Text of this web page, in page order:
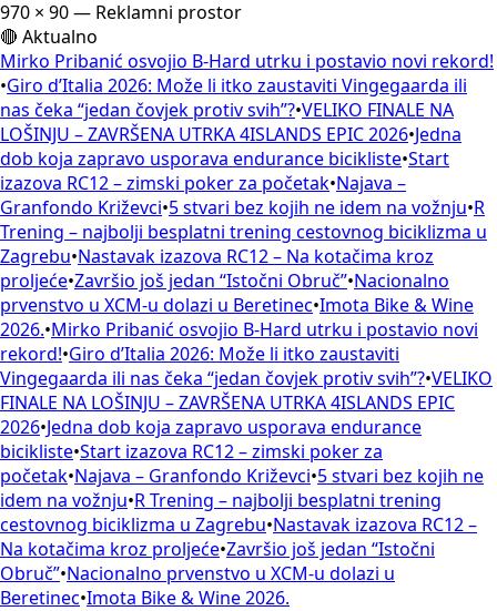
970 × 90 — Reklamni prostor
🔴 Aktualno
Mirko Pribanić osvojio B-Hard utrku i postavio novi rekord!
•Giro d’Italia 2026: Može li itko zaustaviti Vingegaarda ili
nas čeka “jedan čovjek protiv svih”?•VELIKO FINALE NA
LOŠINJU – ZAVRŠENA UTRKA 4ISLANDS EPIC 2026•Jedna
dob koja zapravo usporava endurance bicikliste•Start
izazova RC12 – zimski poker za početak•Najava –
Granfondo Križevci•5 stvari bez kojih ne idem na vožnju•R
Trening – najbolji besplatni trening cestovnog biciklizma u
Zagrebu•Nastavak izazova RC12 – Na kotačima kroz
proljeće•Završio još jedan “Istočni Obruč”•Nacionalno
prvenstvo u XCM-u dolazi u Beretinec•Imota Bike & Wine
2026.•Mirko Pribanić osvojio B-Hard utrku i postavio novi
rekord!•Giro d’Italia 2026: Može li itko zaustaviti
Vingegaarda ili nas čeka “jedan čovjek protiv svih”?•VELIKO
FINALE NA LOŠINJU – ZAVRŠENA UTRKA 4ISLANDS EPIC
2026•Jedna dob koja zapravo usporava endurance
bicikliste•Start izazova RC12 – zimski poker za
početak•Najava – Granfondo Križevci•5 stvari bez kojih ne
idem na vožnju•R Trening – najbolji besplatni trening
cestovnog biciklizma u Zagrebu•Nastavak izazova RC12 –
Na kotačima kroz proljeće•Završio još jedan “Istočni
Obruč”•Nacionalno prvenstvo u XCM-u dolazi u
Beretinec•Imota Bike & Wine 2026.